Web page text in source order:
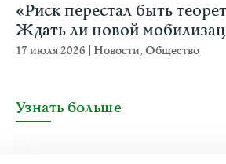
«Риск перестал быть
Ждать ли новой
17 июля 2026 Новости,Общество
Узнать больше